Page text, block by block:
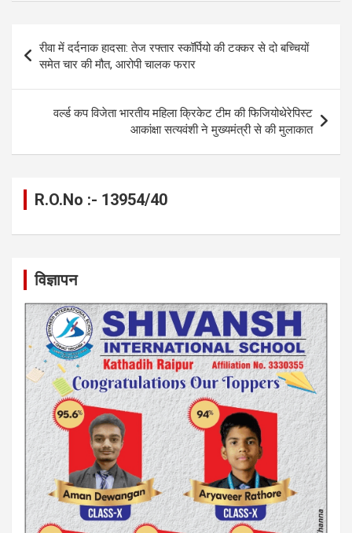
o
o
k
g
er
A
p
p
a
m
n
Post
navigation
रीवा में दर्दनाक हादसा: तेज रफ्तार स्कॉर्पियो की टक्कर से दो बच्चियों
समेत चार की मौत, आरोपी चालक फरार
वर्ल्ड कप विजेता भारतीय महिला क्रिकेट टीम की फिजियोथेरेपिस्ट
आकांक्षा सत्यवंशी ने मुख्यमंत्री से की मुलाकात
R.O.No :- 13954/40
विज्ञापन